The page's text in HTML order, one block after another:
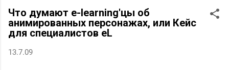
Что думают е-learning'цы об
анимированных персонажах, или Кейс
для специалистов eL
13.7.09